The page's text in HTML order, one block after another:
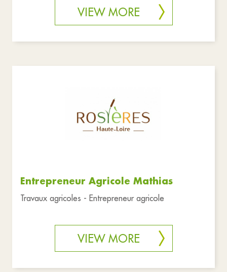
VIEW MORE
Entrepreneur Agricole Mathias
Travaux agricoles - Entrepreneur agricole
VIEW MORE